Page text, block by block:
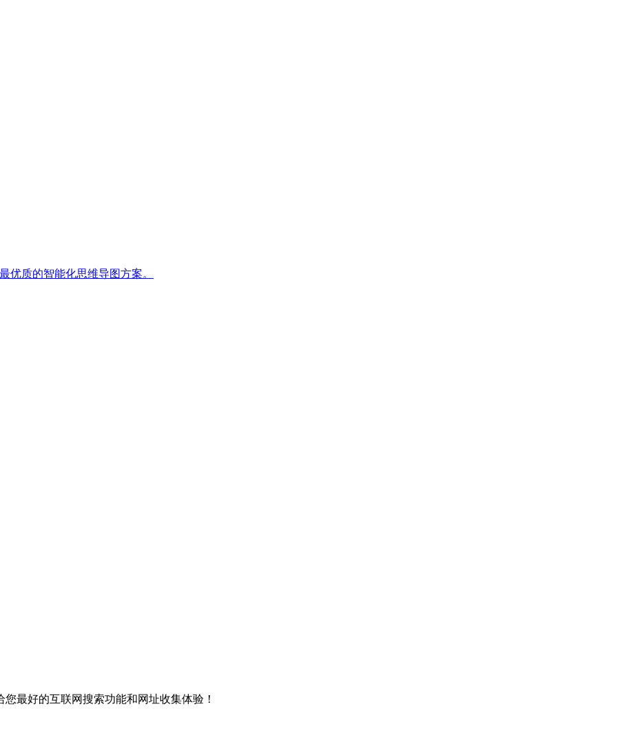
优质的智能化思维导图方案。
最好的互联网搜索功能和网址收集体验！